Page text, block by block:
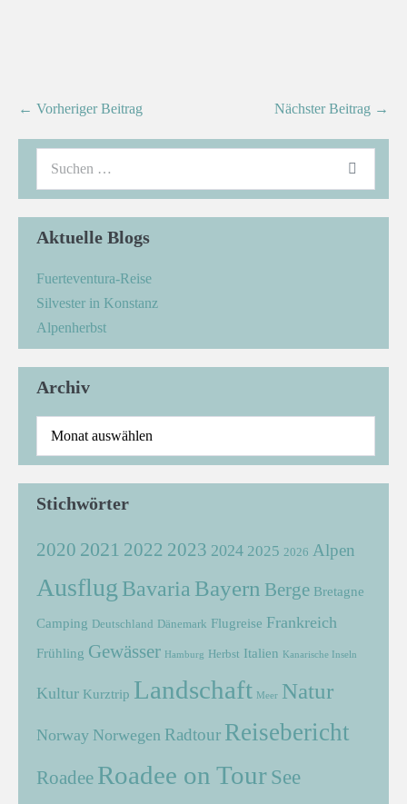
← Vorheriger Beitrag Nächster Beitrag →
Aktuelle Blogs
Fuerteventura-Reise
Silvester in Konstanz
Alpenherbst
Archiv
Stichwörter
2020 2021 2022 2023 2024 2025 2026 Alpen
Ausflug Bavaria Bayern Berge Bretagne
Camping Deutschland Dänemark Flugreise Frankreich
Frühling Gewässer Hamburg Herbst Italien Kanarische Inseln
Kultur Kurztrip Landschaft Meer Natur
Norway Norwegen Radtour Reisebericht
Roadee Roadee on Tour See